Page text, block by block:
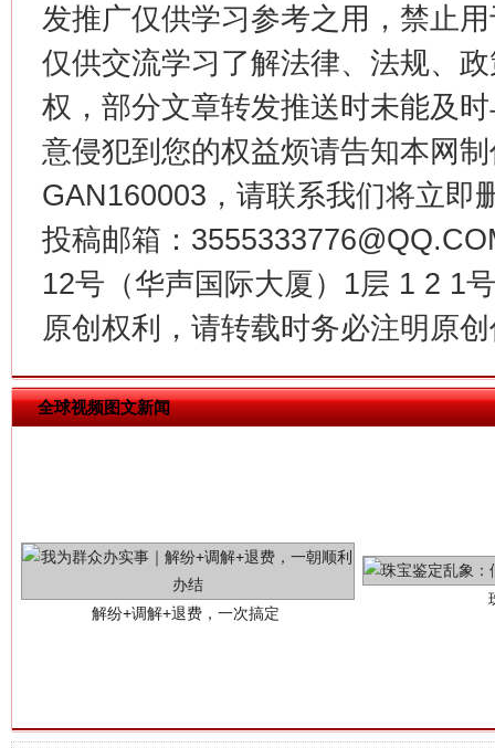
发推广仅供学习参考之用，禁止
仅供交流学习了解法律、法规、
权，部分文章转发推送时未能及
意侵犯到您的权益烦请告知本网
GAN160003，请联系我们将立即
投稿邮箱：
12号（华声国际大厦）1层 1 2 1
原创权利，请转载时务必注明原
全球视频图文新闻
揭批美国五大"原罪" "炒
站台名比不上好声名